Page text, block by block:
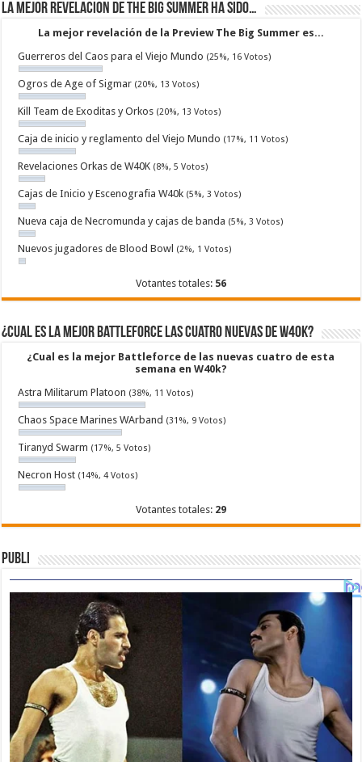
La mejor revelacion de The Big Summer ha sido…
La mejor revelación de la Preview The Big Summer es...
Guerreros del Caos para el Viejo Mundo (25%, 16 Votos)
Ogros de Age of Sigmar (20%, 13 Votos)
Kill Team de Exoditas y Orkos (20%, 13 Votos)
Caja de inicio y reglamento del Viejo Mundo (17%, 11 Votos)
Revelaciones Orkas de W40K (8%, 5 Votos)
Cajas de Inicio y Escenografia W40k (5%, 3 Votos)
Nueva caja de Necromunda y cajas de banda (5%, 3 Votos)
Nuevos jugadores de Blood Bowl (2%, 1 Votos)
Votantes totales: 56
¿Cual es la mejor Battleforce las cuatro nuevas de W40k?
¿Cual es la mejor Battleforce de las nuevas cuatro de esta
semana en W40k?
Astra Militarum Platoon (38%, 11 Votos)
Chaos Space Marines WArband (31%, 9 Votos)
Tiranyd Swarm (17%, 5 Votos)
Necron Host (14%, 4 Votos)
Votantes totales: 29
Publi